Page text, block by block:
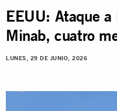
EEUU: Ataque a
Minab, cuatro
LUNES, 29 DE JUNIO, 2026